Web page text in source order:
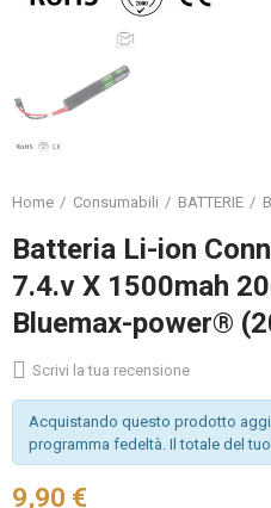
Home Consumabili BATTERIE
Batteria Li-ion
7.4.v X 1500mah
Bluemax-power®
Scrivi la tua recensione
Acquistando questo prodotto
programma fedeltà. Il totale del
9,90 €